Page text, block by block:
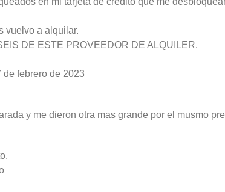
vuelvo a alquilar.
DE ESTE PROVEEDOR DE ALQUILER.
febrero de 2023
y me dieron otra mas grande por el musmo